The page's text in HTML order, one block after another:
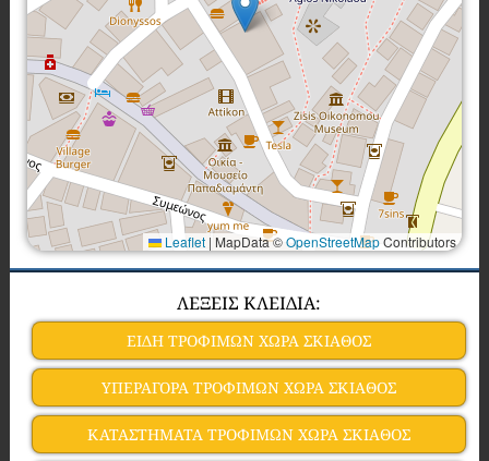
Leaflet | MapData ©OpenStreetMapContributors
ΛΕΞΕΙΣ ΚΛΕΙΔΙΑ:
ΕΙΔΗ ΤΡΟΦΙΜΩΝ ΧΩΡΑ ΣΚΙΑΘΟΣ
ΥΠΕΡΑΓΟΡΑ ΤΡΟΦΙΜΩΝ ΧΩΡΑ ΣΚΙΑΘΟΣ
ΚΑΤΑΣΤΗΜΑΤΑ ΤΡΟΦΙΜΩΝ ΧΩΡΑ ΣΚΙΑΘΟΣ